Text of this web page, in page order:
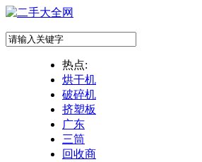
热点:
烘干机
破碎机
挤塑板
广东
三筒
回收商